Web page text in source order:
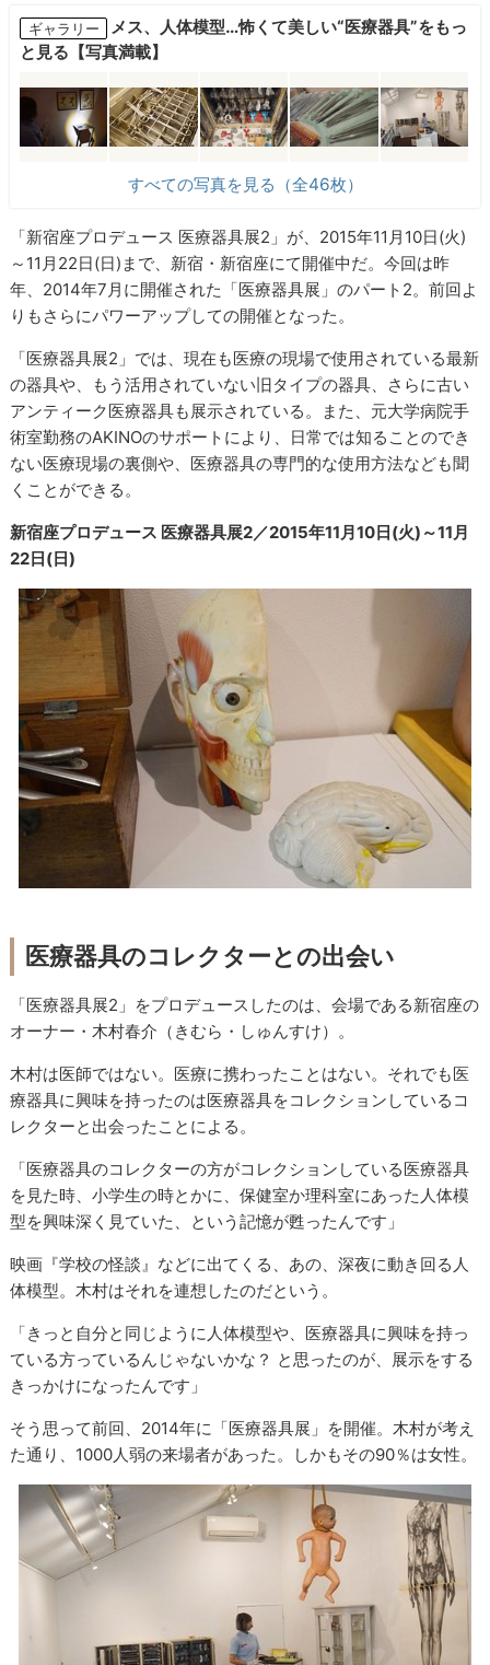
ギャラリー
メス、人体模型…怖くて美しい“医療器具”をもっ
と見る【写真満載】
すべての写真を見る（全46枚）
「新宿座プロデュース 医療器具展2」が、2015年11月10日(火)
～11月22日(日)まで、新宿・新宿座にて開催中だ。今回は昨
年、2014年7月に開催された「医療器具展」のパート2。前回よ
りもさらにパワーアップしての開催となった。
「医療器具展2」では、現在も医療の現場で使用されている最新
の器具や、もう活用されていない旧タイプの器具、さらに古い
アンティーク医療器具も展示されている。また、元大学病院手
術室勤務のAKINOのサポートにより、日常では知ることのでき
ない医療現場の裏側や、医療器具の専門的な使用方法なども聞
くことができる。
新宿座プロデュース 医療器具展2／2015年11月10日(火)～11月
22日(日)
医療器具のコレクターとの出会い
「医療器具展2」をプロデュースしたのは、会場である新宿座の
オーナー・木村春介（きむら・しゅんすけ）。
木村は医師ではない。医療に携わったことはない。それでも医
療器具に興味を持ったのは医療器具をコレクションしているコ
レクターと出会ったことによる。
「医療器具のコレクターの方がコレクションしている医療器具
を見た時、小学生の時とかに、保健室か理科室にあった人体模
型を興味深く見ていた、という記憶が甦ったんです」
映画『学校の怪談』などに出てくる、あの、深夜に動き回る人
体模型。木村はそれを連想したのだという。
「きっと自分と同じように人体模型や、医療器具に興味を持っ
ている方っているんじゃないかな？ と思ったのが、展示をする
きっかけになったんです」
そう思って前回、2014年に「医療器具展」を開催。木村が考え
た通り、1000人弱の来場者があった。しかもその90％は女性。